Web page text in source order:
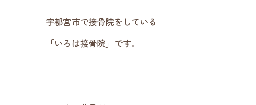
宇都宮市で接骨院をしている
「いろは接骨院」です。